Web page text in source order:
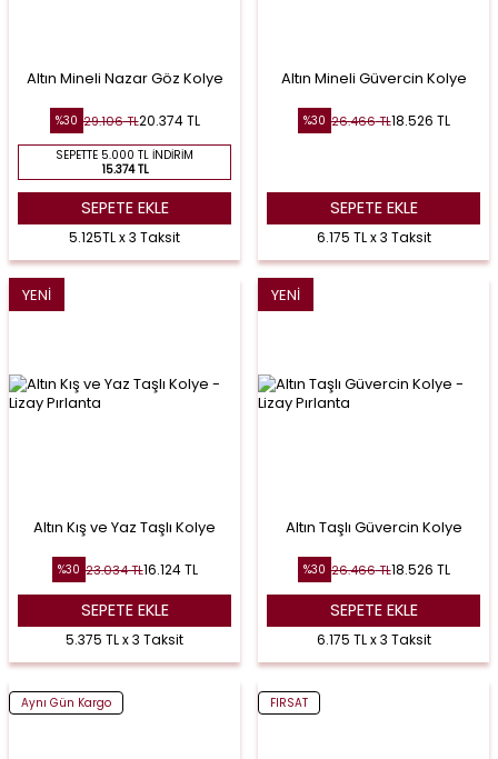
Altın Mineli Nazar Göz Kolye
%30 29.106TL20.374TL
SEPETTE 5.000 TL İNDIRIM
15.374 TL
SEPETE EKLE
5.125TL x 3 Taksit
Altın Mineli Güvercin Kolye
%30 26.466TL18.526 TL
SEPETE EKLE
6.175 TL x 3 Taksit
YENI
Altın Kış ve Yaz Taşlı Kolye
%30 23.034TL16.124TL
SEPETE EKLE
5.375 TL x 3 Taksit
YENI
Altın Taşlı Güvercin Kolye
%30 26.466TL18.526 TL
SEPETE EKLE
6.175 TL x 3 Taksit
Aynı Gün Kargo FIRSAT